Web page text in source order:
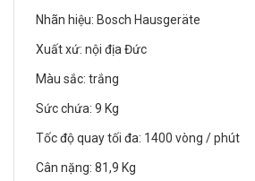
Nhãn hiệu: Bosch Hausgeräte
Xuất xứ: nội địa Đức
Màu sắc: trắng
Sức chứa: 9 Kg
Tốc độ quay tối đa: 1400 vòng / phút
Cân nặng: 81,9 Kg